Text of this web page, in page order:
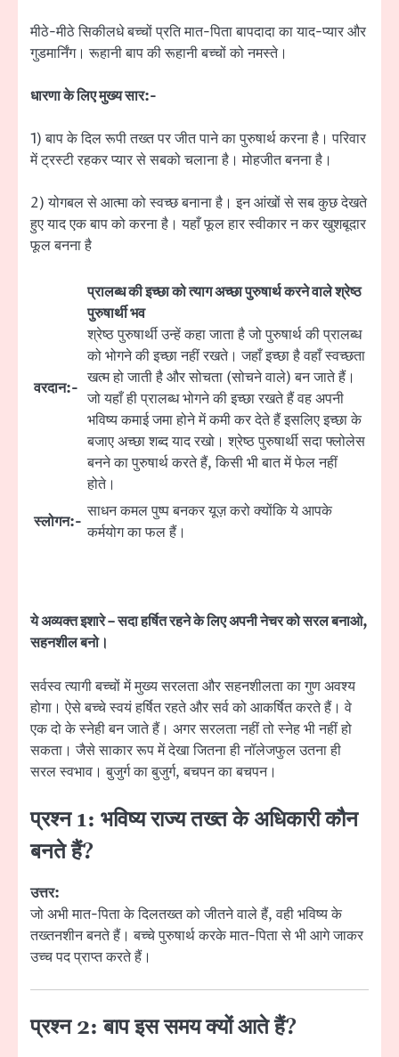
मीठे-मीठे सिकीलधे बच्चों प्रति मात-पिता बापदादा का याद-प्यार और
गुडमार्निंग। रूहानी बाप की रूहानी बच्चों को नमस्ते।
धारणा के लिए मुख्य सार:-
1) बाप के दिल रूपी तख्त पर जीत पाने का पुरुषार्थ करना है। परिवार
में ट्रस्टी रहकर प्यार से सबको चलाना है। मोहजीत बनना है।
2) योगबल से आत्मा को स्वच्छ बनाना है। इन आंखों से सब कुछ देखते
हुए याद एक बाप को करना है। यहाँ फूल हार स्वीकार न कर खुशबूदार
फूल बनना है
वरदान:-
प्रालब्ध की इच्छा को त्याग अच्छा पुरुषार्थ करने वाले श्रेष्ठ
पुरुषार्थी भव
श्रेष्ठ पुरुषार्थी उन्हें कहा जाता है जो पुरुषार्थ की प्रालब्ध
को भोगने की इच्छा नहीं रखते। जहाँ इच्छा है वहाँ स्वच्छता
खत्म हो जाती है और सोचता (सोचने वाले) बन जाते हैं।
जो यहाँ ही प्रालब्ध भोगने की इच्छा रखते हैं वह अपनी
भविष्य कमाई जमा होने में कमी कर देते हैं इसलिए इच्छा के
बजाए अच्छा शब्द याद रखो। श्रेष्ठ पुरुषार्थी सदा फ्लोलेस
बनने का पुरुषार्थ करते हैं, किसी भी बात में फेल नहीं
होते।
स्लोगन:-
साधन कमल पुष्प बनकर यूज़ करो क्योंकि ये आपके
कर्मयोग का फल हैं।
ये अव्यक्त इशारे – सदा हर्षित रहने के लिए अपनी नेचर को सरल बनाओ,
सहनशील बनो।
सर्वस्व त्यागी बच्चों में मुख्य सरलता और सहनशीलता का गुण अवश्य
होगा। ऐसे बच्चे स्वयं हर्षित रहते और सर्व को आकर्षित करते हैं। वे
एक दो के स्नेही बन जाते हैं। अगर सरलता नहीं तो स्नेह भी नहीं हो
सकता। जैसे साकार रूप में देखा जितना ही नॉलेजफुल उतना ही
सरल स्वभाव। बुजुर्ग का बुजुर्ग, बचपन का बचपन।
प्रश्न 1: भविष्य राज्य तख्त के अधिकारी कौन
बनते हैं?
उत्तर:
जो अभी मात-पिता के दिलतख्त को जीतने वाले हैं, वही भविष्य के
तख्तनशीन बनते हैं। बच्चे पुरुषार्थ करके मात-पिता से भी आगे जाकर
उच्च पद प्राप्त करते हैं।
प्रश्न 2: बाप इस समय क्यों आते हैं?